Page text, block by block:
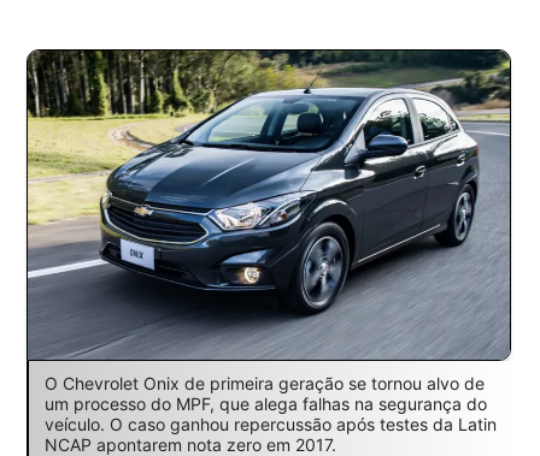
O Chevrolet Onix de primeira geração se tornou alvo de
um processo do MPF, que alega falhas na segurança do
veículo. O caso ganhou repercussão após testes da Latin
NCAP apontarem nota zero em 2017.